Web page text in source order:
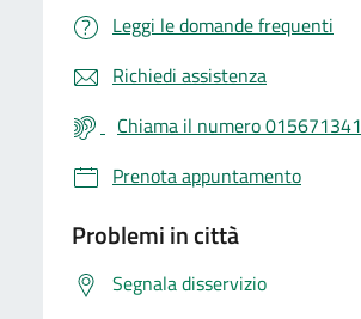
Leggi le domande frequenti
Richiedi assistenza
Chiama il numero 015671341
Prenota appuntamento
Problemi in città
Segnala disservizio